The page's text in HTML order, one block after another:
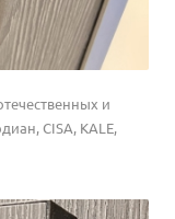
и
CISA, KALE,